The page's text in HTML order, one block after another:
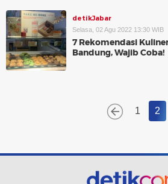
detikJabar
Selasa, 02 Agu 2022 13:30 WIB
7 Rekomendasi
Bandung, Wajib Coba!
1 2